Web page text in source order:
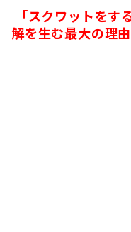
「スクワットを
解を生む最大の理由